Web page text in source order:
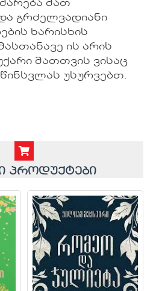
მათ
გრძელვადიანი
ხარისხის
ის არის
მათთვის ვისაც
უსურვებთ.
პროდუქტები